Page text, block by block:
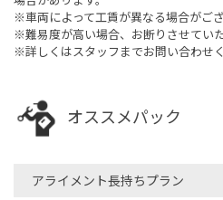
※車両によって工賃が異なる場合がござ
※難易度が高い場合、お断りさせてい
※詳しくはスタッフまでお問い合わせく
オススメパック
アライメント長持ちプラン